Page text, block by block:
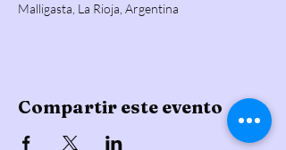
Malligasta, La Rioja, Argentina
Compartir este evento